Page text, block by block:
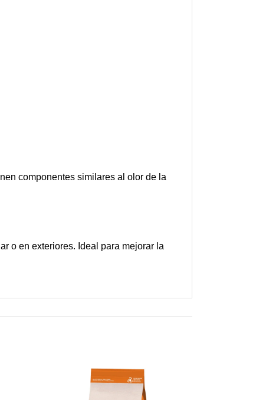
componentes similares al olor de la
o en exteriores. Ideal para mejorar la